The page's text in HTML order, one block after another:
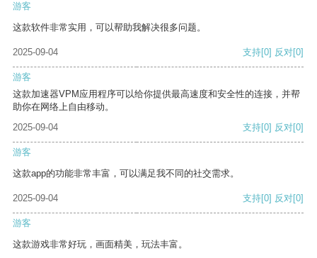
游客
这款软件非常实用，可以帮助我解决很多问题。
2025-09-04 支持[0] 反对[0]
游客
这款加速器VPM应用程序可以给你提供最高速度和安全性的连接，并帮
助你在网络上自由移动。
2025-09-04
支持[0] 反对[0]
游客
这款app的功能非常丰富，可以满足我不同的社交需求。
2025-09-04 支持[0] 反对[0]
游客
这款游戏非常好玩，画面精美，玩法丰富。